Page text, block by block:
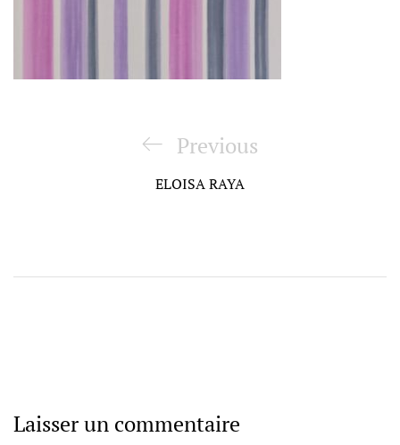
Previous
Post
Previous
ELOISA RAYA
Laisser un commentaire